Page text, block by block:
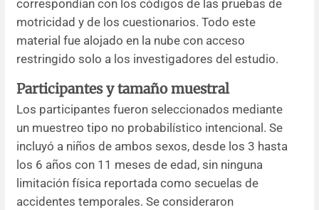
correspondían con los códigos de las pruebas de
motricidad y de los cuestionarios. Todo este
material fue alojado en la nube con acceso
restringido solo a los investigadores del estudio.
Participantes y tamaño muestral
Los participantes fueron seleccionados mediante
un muestreo tipo no probabilístico intencional. Se
incluyó a niños de ambos sexos, desde los 3 hasta
los 6 años con 11 meses de edad, sin ninguna
limitación física reportada como secuelas de
accidentes temporales. Se consideraron